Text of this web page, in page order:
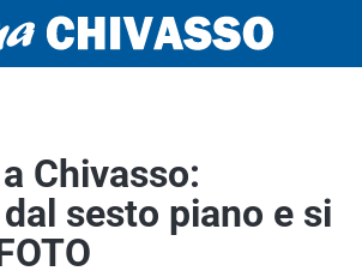
Chivasso:
sesto piano e si